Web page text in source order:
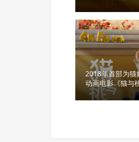
2018年首部为猫
动画电影《猫与
档清明